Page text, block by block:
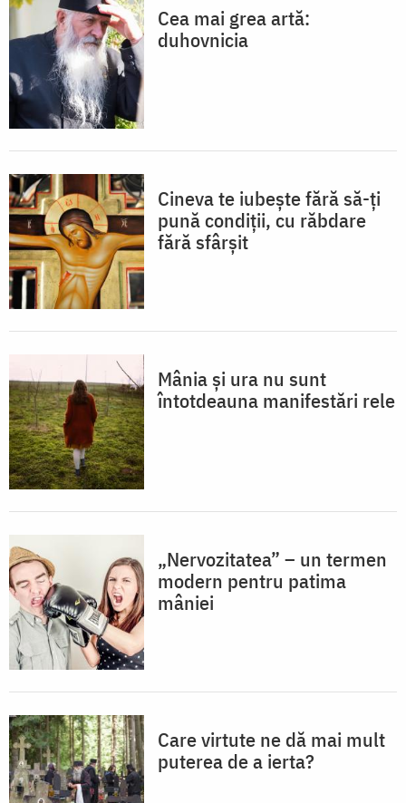
Cea mai grea artă:
duhovnicia
Cineva te iubește fără să-ți
pună condiții, cu răbdare
fără sfârșit
Mânia și ura nu sunt
întotdeauna manifestări rele
„Nervozitatea” – un termen
modern pentru patima
mâniei
Care virtute ne dă mai mult
puterea de a ierta?